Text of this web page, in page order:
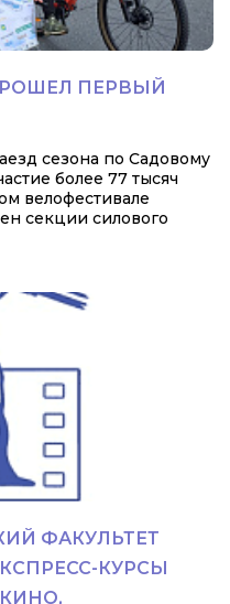
ПЕРВЫЙ
сезона по Садовому
более 77 тысяч
велофестивале
секции силового
ФАКУЛЬТЕТ
КУРСЫ